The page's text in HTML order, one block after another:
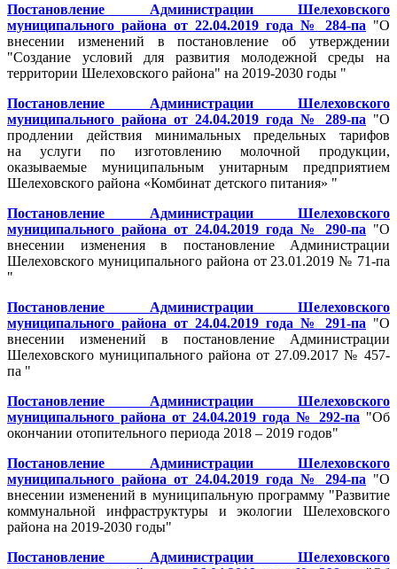
Постановление Администрации Шелеховского
муниципального района от 22.04.2019 года № 284-па "О
внесении изменений в постановление об утверждении
"Создание условий для развития молодежной среды на
территории Шелеховского района" на 2019-2030 годы "
Постановление Администрации Шелеховского
муниципального района от 24.04.2019 года № 289-па "О
продлении действия минимальных предельных тарифов
на услуги по изготовлению молочной продукции,
оказываемые муниципальным унитарным предприятием
Шелеховского района «Комбинат детского питания» "
Постановление Администрации Шелеховского
муниципального района от 24.04.2019 года № 290-па "О
внесении изменения в постановление Администрации
Шелеховского муниципального района от 23.01.2019 № 71-па
"
Постановление Администрации Шелеховского
муниципального района от 24.04.2019 года № 291-па "О
внесении изменений в постановление Администрации
Шелеховского муниципального района от 27.09.2017 № 457-
па "
Постановление Администрации Шелеховского
муниципального района от 24.04.2019 года № 292-па "Об
окончании отопительного периода 2018 – 2019 годов"
Постановление Администрации Шелеховского
муниципального района от 24.04.2019 года № 294-па "О
внесении изменений в муниципальную программу "Развитие
коммунальной инфраструктуры и экологии Шелеховского
района на 2019-2030 годы"
Постановление Администрации Шелеховского